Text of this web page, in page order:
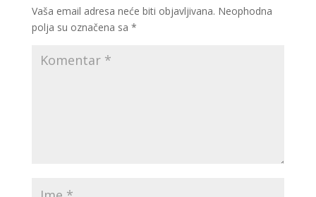
Vaša email adresa neće biti objavljivana. Neophodna
polja su označena sa *